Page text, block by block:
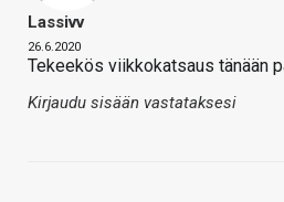
Lassivv
26.6.2020
Tekeekös viikkokatsaus tänään
Kirjaudu sisään vastataksesi